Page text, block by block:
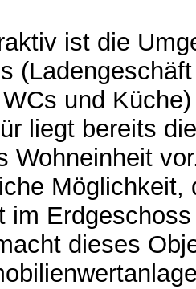
ist die
und
liegt bereits
Wohneinheit
Möglichkeit,
im
dieses